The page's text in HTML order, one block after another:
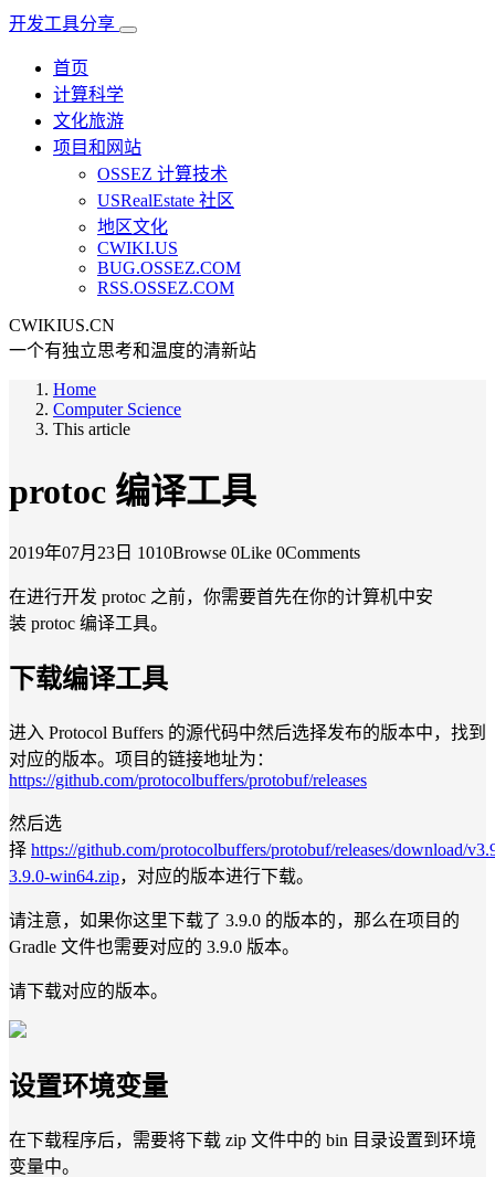
开发工具分享
首页
计算科学
文化旅游
项目和网站
OSSEZ 计算技术
USRealEstate 社区
地区文化
CWIKI.US
BUG.OSSEZ.COM
RSS.OSSEZ.COM
CWIKIUS.CN
一个有独立思考和温度的清新站
Home
Computer Science
This article
protoc 编译工具
2019年07月23日 1010Browse 0Like 0Comments
在进行开发 protoc 之前，你需要首先在你的计算机中安
装 protoc 编译工具。
下载编译工具
进入 Protocol Buffers 的源代码中然后选择发布的版本中，找到
对应的版本。项目的链接地址为：
https://github.com/protocolbuffers/protobuf/releases
然后选
择 https://github.com/protocolbuffers/protobuf/releases/download/
3.9.0-win64.zip，对应的版本进行下载。
请注意，如果你这里下载了 3.9.0 的版本的，那么在项目的
Gradle 文件也需要对应的 3.9.0 版本。
请下载对应的版本。
设置环境变量
在下载程序后，需要将下载 zip 文件中的 bin 目录设置到环境
变量中。